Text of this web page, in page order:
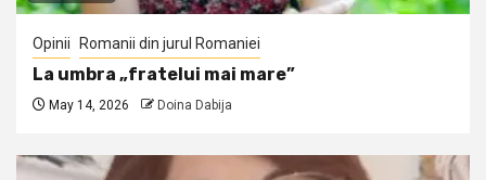
Opinii Romanii din jurul Romaniei
La umbra „fratelui mai mare”
May 14, 2026 Doina Dabija